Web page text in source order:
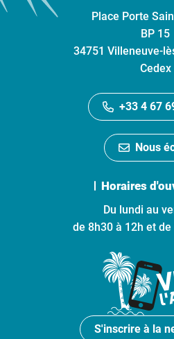
Place Porte
BP 15
34751 Villeneuve-
Cedex
+33 4 67
Nous
Horaires
Du lundi au
de 8h30 à 12h et
S'inscrire à la